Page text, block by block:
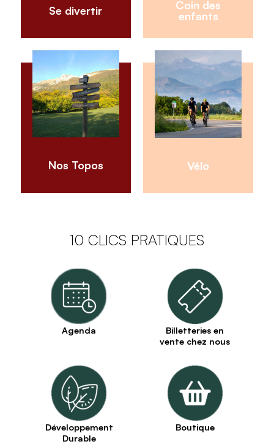
Se divertir
Coin des
enfants
Nos Topos Vélo
10 CLICS PRATIQUES
Agenda
Billetteries en
vente chez nous
Développement
Durable
Boutique